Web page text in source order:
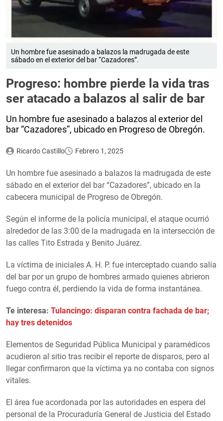
Un hombre fue asesinado a balazos la madrugada de este
sábado en el exterior del bar “Cazadores”.
Progreso: hombre pierde la vida tras
ser atacado a balazos al salir de bar
Un hombre fue asesinado a balazos al exterior del
bar “Cazadores”, ubicado en Progreso de Obregón.
Ricardo Castillo Febrero 1, 2025
Un hombre fue asesinado a balazos la madrugada de este
sábado en el exterior del bar “Cazadores”, ubicado en la
cabecera municipal de Progreso de Obregón.
Según el informe de la policía municipal, el ataque ocurrió
alrededor de las 3:00 de la madrugada en la intersección de
las calles Tito Estrada y Benito Juárez.
La víctima de iniciales A. H. P. fue interceptado cuando salía
del bar por un grupo de hombres armado quienes abrieron
fuego contra él, perdiendo la vida de forma instantánea.
Te interesa: Tulancingo: disparan contra fachada de bar;
hay tres detenidos
Elementos de Seguridad Pública Municipal y paramédicos
acudieron al sitio tras recibir el reporte de disparos, pero al
llegar confirmaron que la víctima ya no contaba con signos
vitales.
El área fue acordonada por las autoridades en espera del
personal de la Procuraduría General de Justicia del Estado